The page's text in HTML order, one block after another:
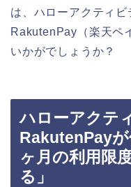
は、ハローアクティ
RakutenPay（楽天ペ
いかがでしょうか？
ハローアクテ
RakutenPay
ヶ月の利用限
る」